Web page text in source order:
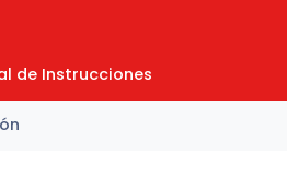
de Instrucciones